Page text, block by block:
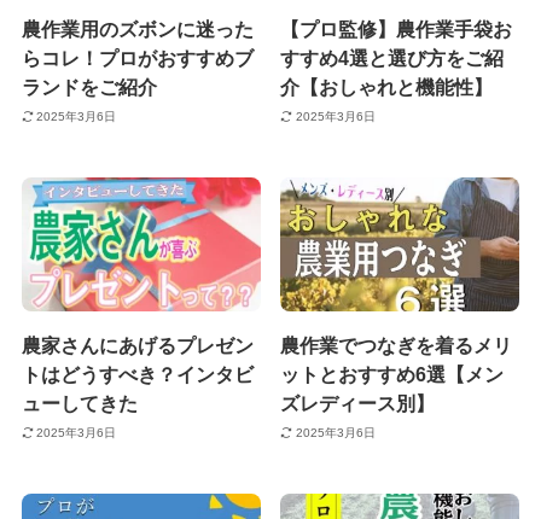
農作業用のズボンに迷った
らコレ！プロがおすすめブ
ランドをご紹介
2025年3月6日
【プロ監修】農作業手袋お
すすめ4選と選び方をご紹
介【おしゃれと機能性】
2025年3月6日
農家さんにあげるプレゼン
トはどうすべき？インタビ
ューしてきた
2025年3月6日
農作業でつなぎを着るメリ
ットとおすすめ6選【メン
ズレディース別】
2025年3月6日